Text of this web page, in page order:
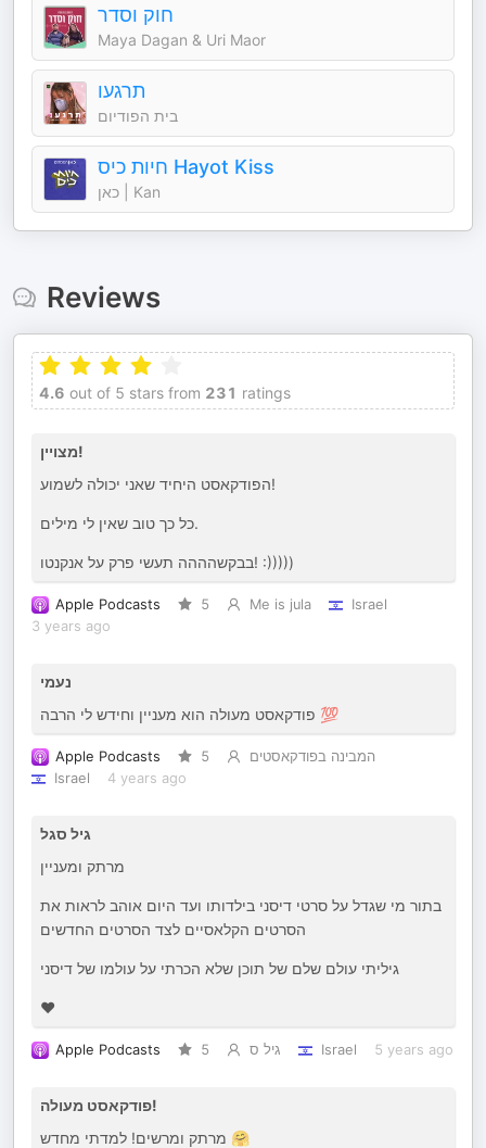
חוק וסדר
Maya Dagan & Uri Maor
תרגעו
בית הפודיום
חיות כיס Hayot Kiss
כאן | Kan
Reviews
4.6 out of 5 stars from 231 ratings
מצויין!
הפודקאסט היחיד שאני יכולה לשמוע!
כל כך טוב שאין לי מילים.
בבקשהההה תעשי פרק על אנקנטו! :)))))
Apple Podcasts 5 Me is jula
Israel
3 years ago
נעמי
פודקאסט מעולה הוא מעניין וחידש לי הרבה 💯
Apple Podcasts 5
המבינה בפודקאסטים
Israel
4 years ago
גיל סגל
מרתק ומעניין
בתור מי שגדל על סרטי דיסני בילדותו ועד היום אוהב לראות את
הסרטים הקלאסיים לצד הסרטים החדשים
גיליתי עולם שלם של תוכן שלא הכרתי על עולמו של דיסני
❤️
Apple Podcasts 5 גיל ס Israel 5 years ago
פודקאסט מעולה!
מרתק ומרשים! למדתי מחדש 🤗